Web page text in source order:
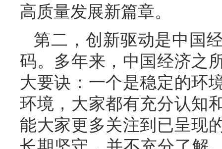
高质量发展新篇章。
第二，创新驱动是中国
码。多年来，中国经济之
大要诀：一个是稳定的环
环境，大家都有充分认知
能大家更多关注到已呈现